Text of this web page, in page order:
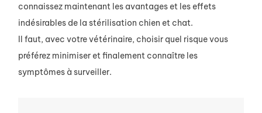
connaissez maintenant les avantages et les effets
indésirables de la stérilisation chien et chat.
Il faut, avec votre vétérinaire, choisir quel risque vous
préférez minimiser et finalement connaître les
symptômes à surveiller.